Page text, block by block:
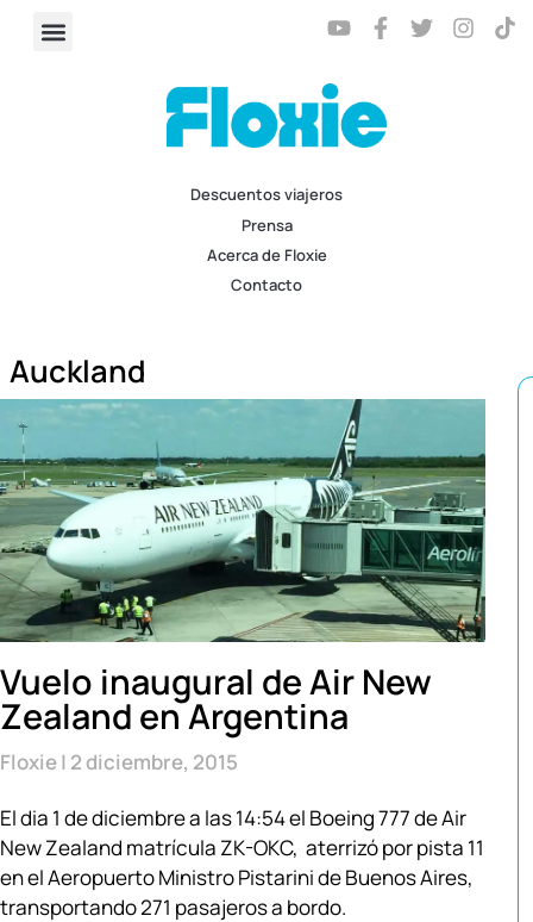
Descuentos viajeros
Prensa
Acerca de Floxie
Contacto
Auckland
Vuelo inaugural de Air New
Zealand en Argentina
Floxie 2 diciembre, 2015
El dia 1 de diciembre a las 14:54 el Boeing 777 de Air
New Zealand matrícula ZK-OKC, aterrizó por pista 11
en el Aeropuerto Ministro Pistarini de Buenos Aires,
transportando 271 pasajeros a bordo.